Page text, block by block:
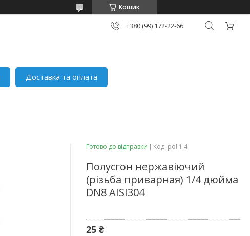
Кошик
+380 (99) 172-22-66
Доставка та оплата
Готово до відправки Код: pol 1.4
Полусгон нержавіючий
(різьба приварная) 1/4 дюйма
DN8 AISI304
25 ₴